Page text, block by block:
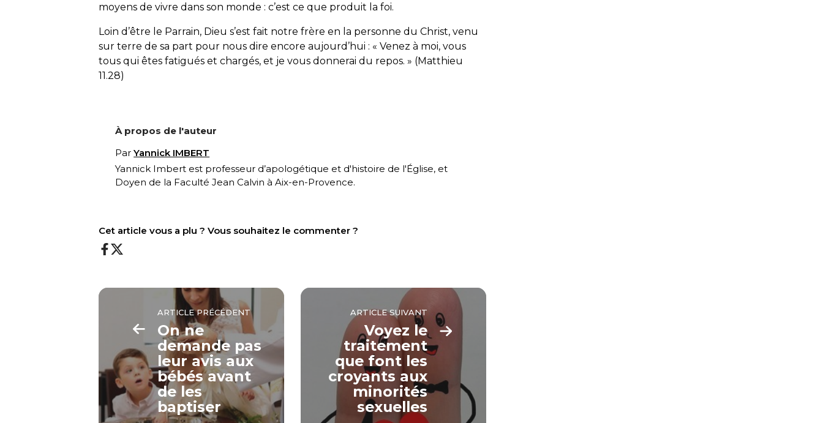
moyens de vivre dans son monde : c’est ce que produit la foi.
Loin d’être le Parrain, Dieu s’est fait notre frère en la personne du Christ, venu
sur terre de sa part pour nous dire encore aujourd’hui : «Venez à moi, vous
tous qui êtes fatigués et chargés, et je vous donnerai du repos. » (Matthieu
11.28)
À propos de l'auteur
ParYannick IMBERT
Yannick Imbert est professeur d’apologétique et d'histoire de l'Église, et
Doyen de la Faculté Jean Calvin à Aix-en-Provence.
Cet article vous a plu ? Vous souhaitez le commenter ?
ARTICLE PRÉCÉDENT
On ne
demande pas
leur avis aux
bébés avant
de les
baptiser
ARTICLE SUIVANT
Voyez le
traitement
que font les
croyants aux
minorités
sexuelles